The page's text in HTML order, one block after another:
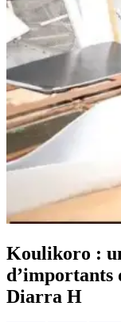
Koulikoro :
d’importants
Diarra H